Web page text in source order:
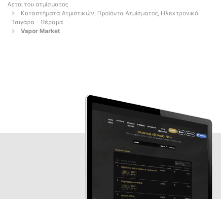
Αετοί του ατμίσματος
Καταστήματα Ατμιστικών, Προϊόντα Ατμίσματος, Ηλεκτρονικά
Τσιγάρα - Πέραμα
Vapor Market